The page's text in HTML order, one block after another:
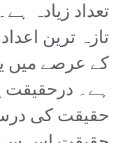
تعداد زیادہ
تازہ ترین
کے عرصے میں
ہے۔ درحقیقت
حقیقت کی